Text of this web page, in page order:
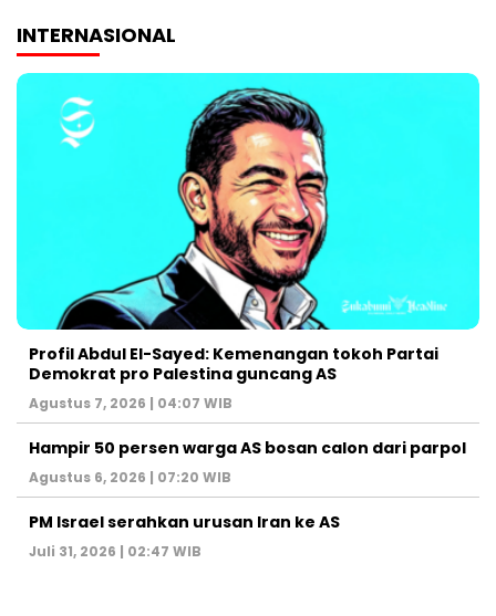
INTERNASIONAL
Profil Abdul El-Sayed: Kemenangan tokoh Partai
Demokrat pro Palestina guncang AS
Agustus 7, 2026 | 04:07 WIB
Hampir 50 persen warga AS bosan calon dari parpol
Agustus 6, 2026 | 07:20 WIB
PM Israel serahkan urusan Iran ke AS
Juli 31, 2026 | 02:47 WIB